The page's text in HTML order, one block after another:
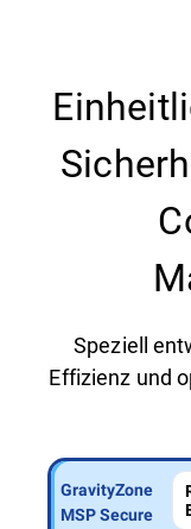
Speziell
Effizienz und
GravityZone
MSP Secure
GravityZone
MSP Secure
GravityZone
MSP Secure